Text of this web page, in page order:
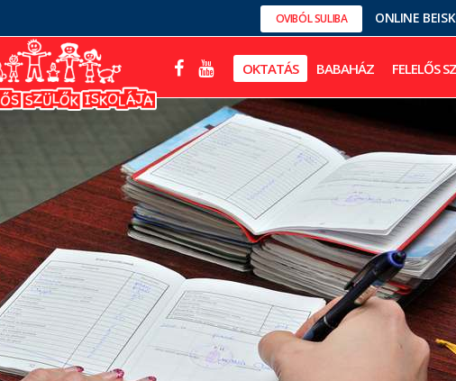
OVIBÓL SULIBA ONLINE
OKTATÁS BABAHÁZ FELELŐS